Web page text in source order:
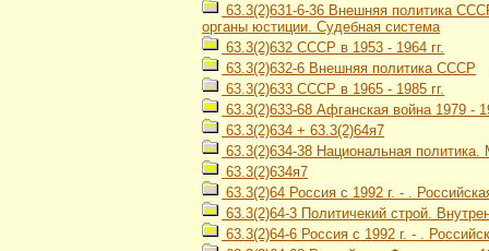
63.3(2)631-6-36 Внешняя политика
органы юстиции. Судебная система
63.3(2)632 СССР в 1953 - 1964 гг.
63.3(2)632-6 Внешняя политика СССР
63.3(2)633 СССР в 1965 - 1985 гг.
63.3(2)633-68 Афганская война 1979 -
63.3(2)634 + 63.3(2)64я7
63.3(2)634-38 Национальная
63.3(2)634я7
63.3(2)64 Россия с 1992 г. - .
63.3(2)64-3 Политичекий строй.
63.3(2)64-6 Россия с 1992 г. - .